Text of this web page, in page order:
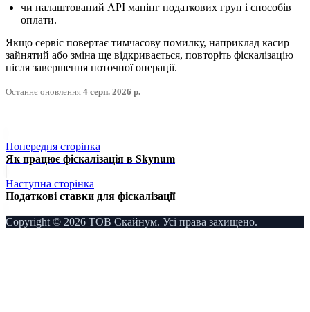
чи налаштований API мапінг податкових груп і способів
оплати.
Якщо сервіс повертає тимчасову помилку, наприклад касир
зайнятий або зміна ще відкривається, повторіть фіскалізацію
після завершення поточної операції.
Останнє оновлення 4 серп. 2026 р.
Попередня сторінка
Як працює фіскалізація в Skynum
Наступна сторінка
Податкові ставки для фіскалізації
Copyright © 2026 ТОВ Скайнум. Усі права захищено.